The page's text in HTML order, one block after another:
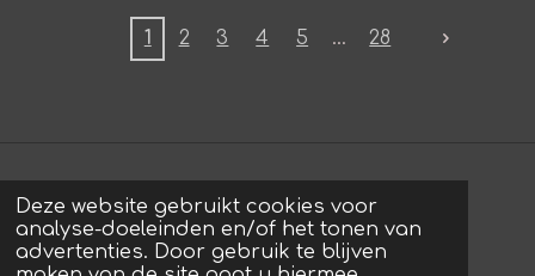
Deze website gebruikt cookies voor
analyse-doeleinden en/of het tonen van
advertenties. Door gebruik te blijven
1 2 3 4 5 28
© 2022 - 2026 photos by Arie
Powered byJouwWeb